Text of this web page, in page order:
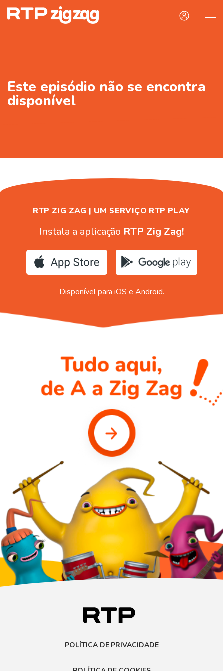
Este episódio não se encontra
disponível
RTP ZIG ZAG | UM SERVIÇO RTP PLAY
Instala a aplicação RTP Zig Zag!
Disponível para iOS e Android.
POLÍTICA DE PRIVACIDADE